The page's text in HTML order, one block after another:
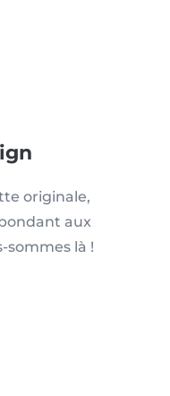
originale,
aux
sommes là !